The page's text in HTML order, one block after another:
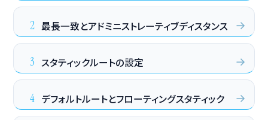
2 最長一致とアドミニストレーティブディスタンス
3 スタティックルートの設定
4 デフォルトルートとフローティングスタティック